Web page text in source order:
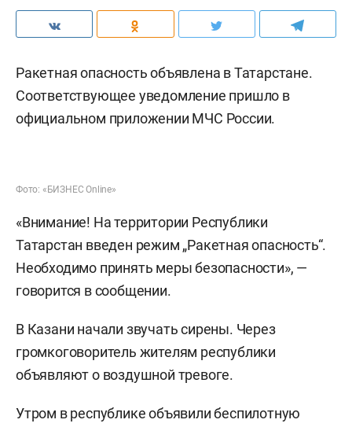
Ракетная опасность объявлена в Татарстане.
Соответствующее уведомление пришло в
официальном приложении МЧС России.
Фото: «БИЗНЕС Online»
«Внимание! На территории Республики
Татарстан введен режим „Ракетная опасность“.
Необходимо принять меры безопасности», —
говорится в сообщении.
В Казани начали звучать сирены. Через
громкоговоритель жителям республики
объявляют о воздушной тревоге.
Утром в республике объявили беспилотную